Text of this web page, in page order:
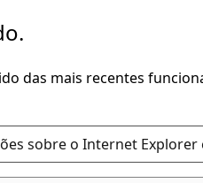
das mais recentes
sobre o Internet Explorer